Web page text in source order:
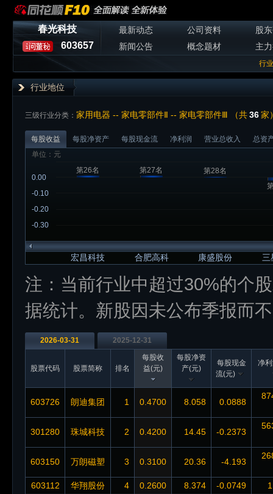
春光科技
603657
最新动态 公司资料
股
新闻公告
概念题材 主
行
行业地位
三级行业分类： 家用电器 -- 家电零部件Ⅱ -- 家电零部件Ⅲ （共36家
每股收益 每股净资产 每股现金流 净利润 营业总收入
总资
单位：元
宏昌科技 合肥高科 康盛股份 三
-0.30
-0.20
-0.10
0.00
第26名 第27名
第28名
注：当前行业中超过30%的个
据统计。新股因未公布季报而
2026-03-31 2025-12-31
股票代码 股票简称 排名
每股收
益(元)
每股净资
产(元)
每股现金
流(元)
净
603726 朗迪集团 1 0.4700 8.058 0.0888
301280 珠城科技 2 0.4200 14.45 -0.2373
603150 万朗磁塑 3 0.3100 20.36 -4.193
603112 华翔股份 4 0.2600 8.374 -0.0749